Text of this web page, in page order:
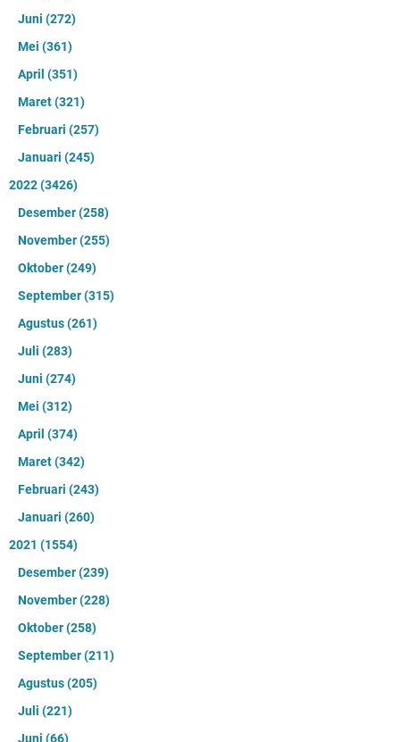
Juni (272)
Mei (361)
April (351)
Maret(321)
Februari (257)
Januari (245)
2022(3426)
Desember(258)
November(255)
Oktober(249)
September(315)
Agustus(261)
Juli (283)
Juni (274)
Mei (312)
April (374)
Maret(342)
Februari (243)
Januari (260)
2021 (1554)
Desember(239)
November(228)
Oktober(258)
September(211)
Agustus(205)
Juli (221)
Juni (66)